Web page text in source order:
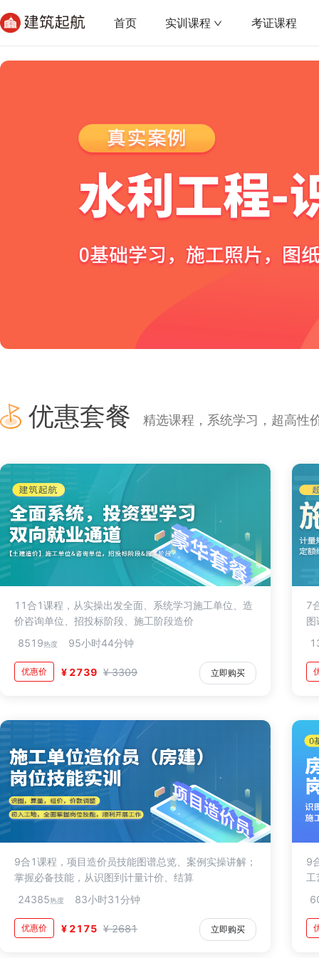
首页 实训课程 考证课程
优惠套餐 精选课程，系统学习，超高性
11合1课程，从实操出发全面、系统学习施工单位、造
价咨询单位、招投标阶段、施工阶段造价
8519热度 95小时44分钟
优惠价 ¥ 2739 ¥ 3309 立即购买
7
图
9合1课程，项目造价员技能图谱总览、案例实操讲解；
掌握必备技能，从识图到计量计价、结算
24385热度 83小时31分钟
优惠价 ¥ 2175 ¥ 2681 立即购买
9
工